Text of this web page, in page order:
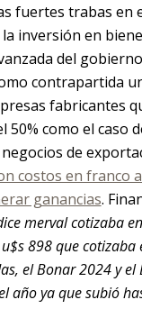
fuertes trabas en
inversión en
del
contrapartida
fabricantes
50% como el
de
costos en franco
ganancias.
merval cotizaba
898 que
el Bonar 2024 y
año ya que subió